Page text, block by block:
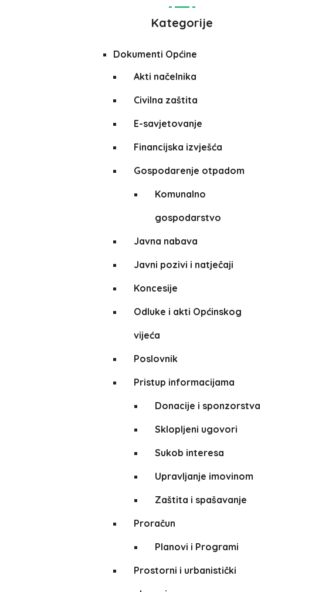
Kategorije
Dokumenti Općine
Akti načelnika
Civilna zaštita
E-savjetovanje
Financijska izvješća
Gospodarenje otpadom
Komunalno
gospodarstvo
Javna nabava
Javni pozivi i natječaji
Koncesije
Odluke i akti Općinskog
vijeća
Poslovnik
Pristup informacijama
Donacije i sponzorstva
Sklopljeni ugovori
Sukob interesa
Upravljanje imovinom
Zaštita i spašavanje
Proračun
Planovi i Programi
Prostorni i urbanistički